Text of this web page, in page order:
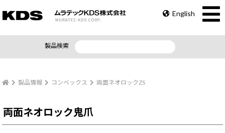
English
製品検索
製品情報 コンベックス 両面ネオロックZS
両面ネオロック鬼爪